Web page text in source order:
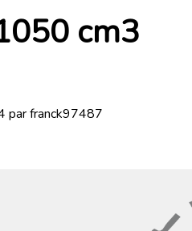
cm3
par franck97487